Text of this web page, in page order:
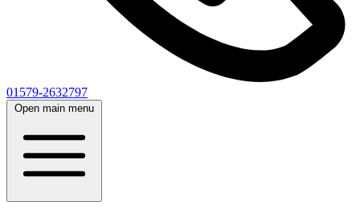
01579-2632797
Open main menu